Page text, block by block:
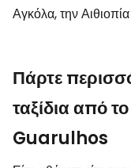
Αγκόλα, την
Πάρτε
ταξίδια από
Guarulhos